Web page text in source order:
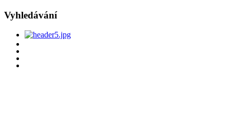
Vyhledávání